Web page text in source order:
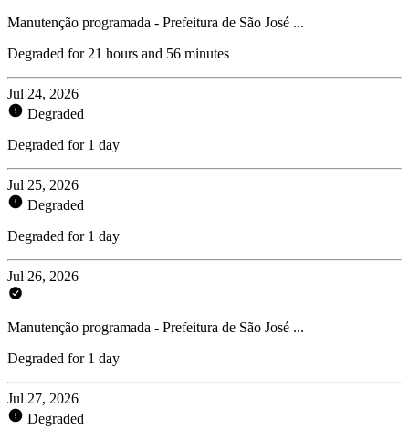
Manutenção programada - Prefeitura de São José ...
Degraded for 21 hours and 56 minutes
Jul 24, 2026
Degraded
Degraded for 1 day
Jul 25, 2026
Degraded
Degraded for 1 day
Jul 26, 2026
Manutenção programada - Prefeitura de São José ...
Degraded for 1 day
Jul 27, 2026
Degraded